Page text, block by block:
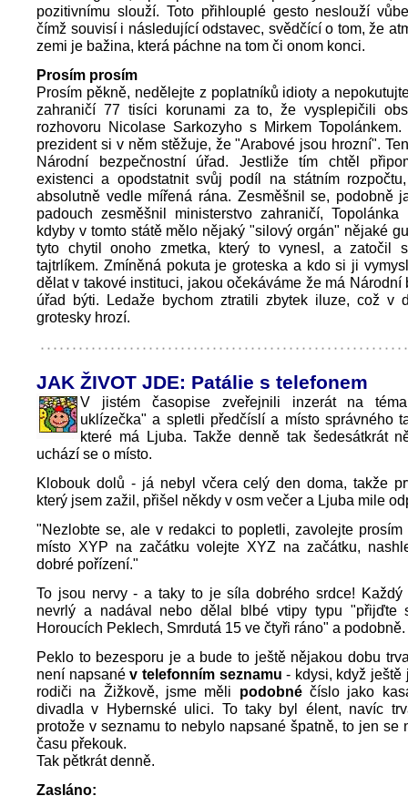
pozitivnímu slouží. Toto přihlouplé gesto neslouží
čímž souvisí i následující odstavec, svědčící o tom, že
zemi je bažina, která páchne na tom či onom konci.
Prosím prosím
Prosím pěkně, nedělejte z poplatníků idioty a
zahraničí 77 tisíci korunami za to, že vysplepičili
rozhovoru Nicolase Sarkozyho s Mirkem Topolánkem.
prezident si v něm stěžuje, že "Arabové jsou hrozní".
Národní bezpečnostní úřad. Jestliže tím chtěl
existenci a opodstatnit svůj podíl na státním
absolutně vedle mířená rána. Zesměšnil se, podobně
padouch zesměšnil ministerstvo zahraničí, Topolánka
kdyby v tomto státě mělo nějaký "silový orgán" nějaké
tyto chytil onoho zmetka, který to vynesl, a zatočil
tajtrlíkem. Zmíněná pokuta je groteska a kdo si ji
dělat v takové instituci, jakou očekáváme že má Národní
úřad býti. Ledaže bychom ztratili zbytek iluze, což v
grotesky hrozí.
JAK ŽIVOT JDE: Patálie s telefonem
V jistém časopise zveřejnili inzerát na
uklízečka" a spletli předčíslí a místo správného
které má Ljuba. Takže denně tak šedesátkrát
uchází se o místo.
Klobouk dolů - já nebyl včera celý den doma, takže
který jsem zažil, přišel někdy v osm večer a Ljuba mile
"Nezlobte se, ale v redakci to popletli, zavolejte prosím
místo XYP na začátku volejte XYZ na začátku,
dobré pořízení."
To jsou nervy - a taky to je síla dobrého srdce! Každý
nevrlý a nadával nebo dělal blbé vtipy typu "přijďte
Horoucích Peklech, Smrdutá 15 ve čtyři ráno" a podobně.
Peklo to bezesporu je a bude to ještě nějakou dobu
není napsanév telefonním seznamu - kdysi, když ještě
rodiči na Žižkově, jsme měli podobnéčíslo jako
divadla v Hybernské ulici. To taky byl élent, navíc
protože v seznamu to nebylo napsané špatně, to jen se
času překouk.
Tak pětkrát denně.
Zasláno: